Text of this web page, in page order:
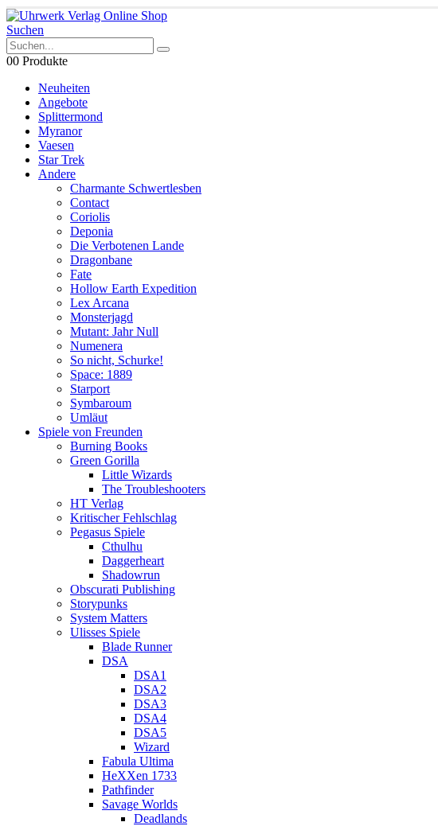
Suchen
00 Produkte
Neuheiten
Angebote
Splittermond
Myranor
Vaesen
Star Trek
Andere
Charmante Schwertlesben
Contact
Coriolis
Deponia
Die Verbotenen Lande
Dragonbane
Fate
Hollow Earth Expedition
Lex Arcana
Monsterjagd
Mutant: Jahr Null
Numenera
So nicht, Schurke!
Space: 1889
Starport
Symbaroum
Umläut
Spiele von Freunden
Burning Books
Green Gorilla
Little Wizards
The Troubleshooters
HT Verlag
Kritischer Fehlschlag
Pegasus Spiele
Cthulhu
Daggerheart
Shadowrun
Obscurati Publishing
Storypunks
System Matters
Ulisses Spiele
Blade Runner
DSA
DSA1
DSA2
DSA3
DSA4
DSA5
Wizard
Fabula Ultima
HeXXen 1733
Pathfinder
Savage Worlds
Deadlands